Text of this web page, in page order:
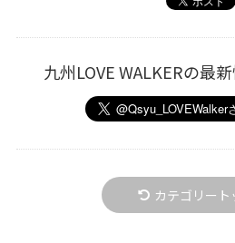
九州LOVE WALKERの最
カテゴリート